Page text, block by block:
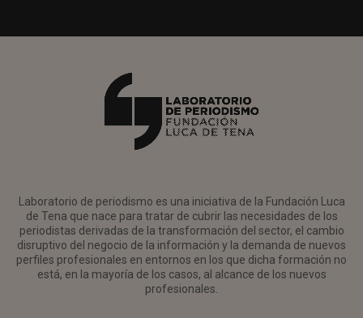
Laboratorio de periodismo es una iniciativa de la Fundación Luca
de Tena que nace para tratar de cubrir las necesidades de los
periodistas derivadas de la transformación del sector, el cambio
disruptivo del negocio de la información y la demanda de nuevos
perfiles profesionales en entornos en los que dicha formación no
está, en la mayoría de los casos, al alcance de los nuevos
profesionales.